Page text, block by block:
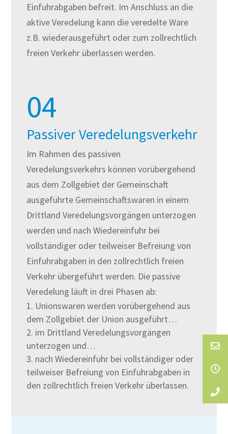
Einfuhrabgaben befreit. Im Anschluss an die
aktive Veredelung kann die veredelte Ware
z.B. wiederausgeführt oder zum zollrechtlich
freien Verkehr überlassen werden.
04
Passiver Veredelungsverkehr
Im Rahmen des passiven
Veredelungsverkehrs können vorübergehend
aus dem Zollgebiet der Gemeinschaft
ausgeführte Gemeinschaftswaren in einem
Drittland Veredelungsvorgängen unterzogen
werden und nach Wiedereinfuhr bei
vollständiger oder teilweiser Befreiung von
Einfuhrabgaben in den zollrechtlich freien
Verkehr übergeführt werden. Die passive
Veredelung läuft in drei Phasen ab:
Unionswaren werden vorübergehend aus
dem Zollgebiet der Union ausgeführt…
im Drittland Veredelungsvorgängen
unterzogen und…
nach Wiedereinfuhr bei vollständiger oder
teilweiser Befreiung von Einfuhrabgaben in
den zollrechtlich freien Verkehr überlassen.